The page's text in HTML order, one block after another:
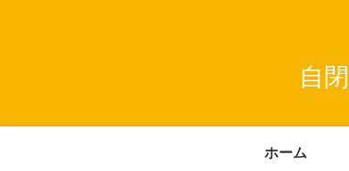
自
ホーム